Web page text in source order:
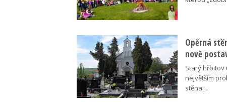
Opěrná
nově
Starý hřbitov
největším
stěna…